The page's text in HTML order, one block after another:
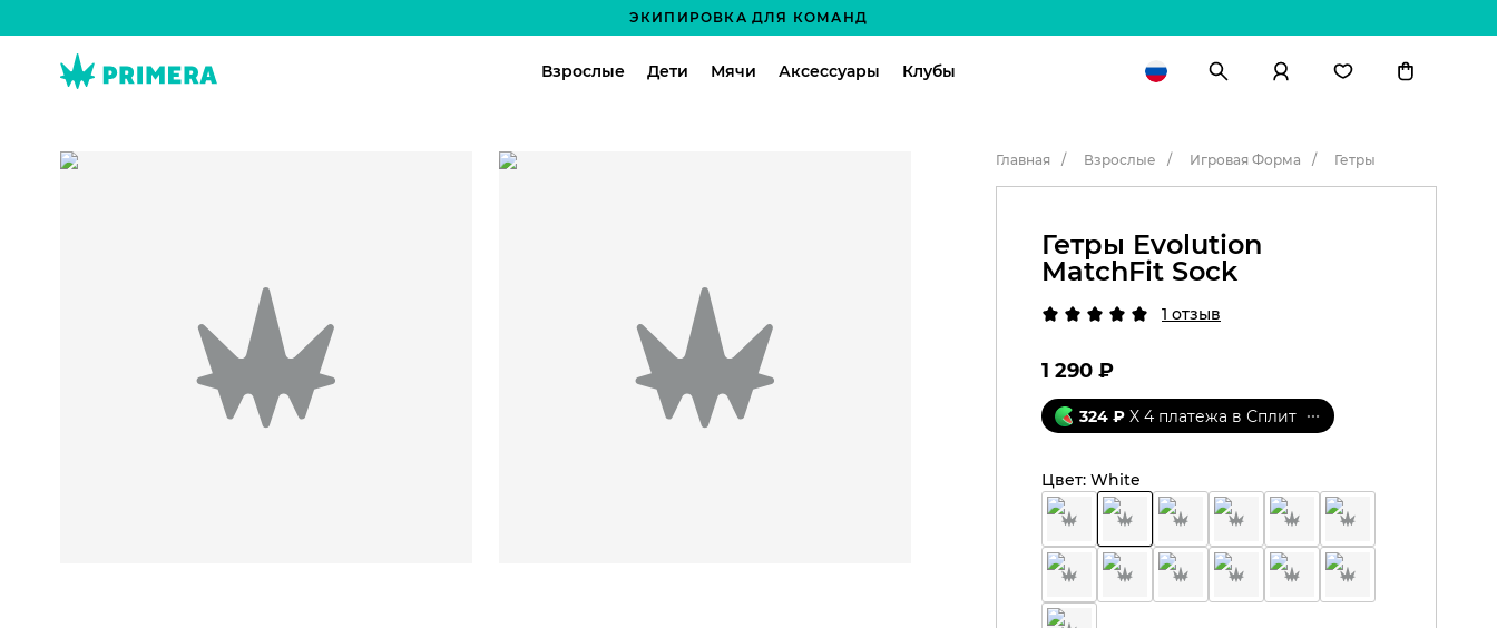
ЭКИПИРОВКА ДЛЯ КОМАНД
Взрослые Дети Мячи Аксессуары Клубы
Главная Взрослые Игровая Форма Гетры
Гетры Evolution
MatchFit Sock
1 отзыв
1 290 ₽
324 ₽ X 4 платежа в Сплит
Цвет: White